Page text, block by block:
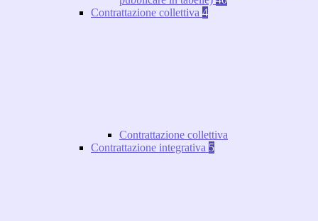
Contrattazione collettiva 4
Contrattazione collettiva
Contrattazione integrativa 5